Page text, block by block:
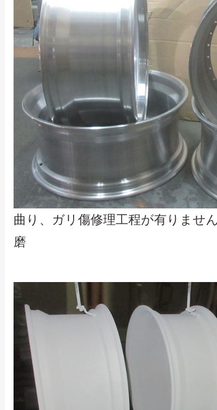
曲り、ガリ傷修理工程が有りませ
磨